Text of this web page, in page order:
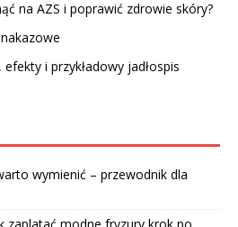
na AZS i poprawić zdrowie skóry?
i przykładowy jadłospis
wymienić – przewodnik dla